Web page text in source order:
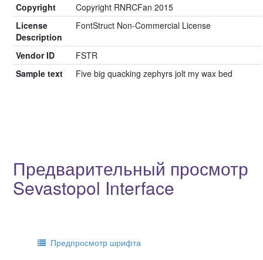
Copyright
Copyright RNRCFan 2015
License
Description
FontStruct Non-Commercial License
Vendor ID
FSTR
Sample text
Five big quacking zephyrs jolt my wax bed
Предварительный просмотр
Sevastopol Interface
Предпросмотр шрифта